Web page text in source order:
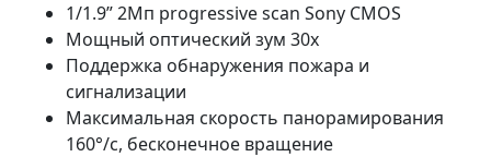
1/1.9” 2Мп progressive scan Sony CMOS
Мощный оптический зум 30x
Поддержка обнаружения пожара и
сигнализации
Максимальная скорость панорамирования
160°/с, бесконечное вращение